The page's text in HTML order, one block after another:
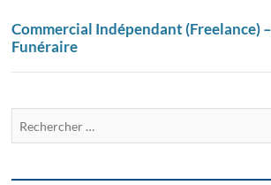
Commercial Indépendant (Freelance)
Funéraire